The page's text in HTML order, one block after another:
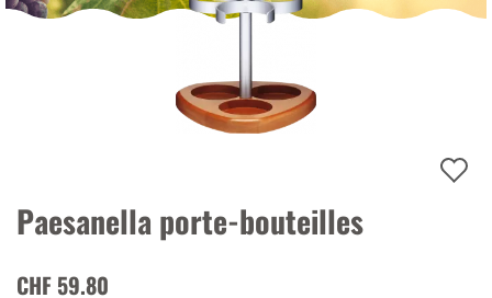
Paesanella porte-bouteilles
CHF 59.80